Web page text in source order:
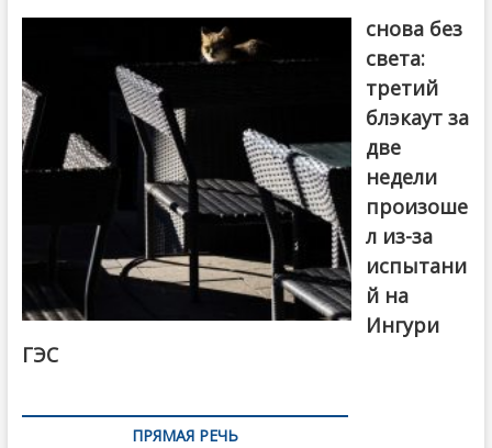
снова без
света:
третий
блэкаут за
две
недели
произоше
л из-за
испытани
й на
Ингури
ГЭС
ПРЯМАЯ РЕЧЬ